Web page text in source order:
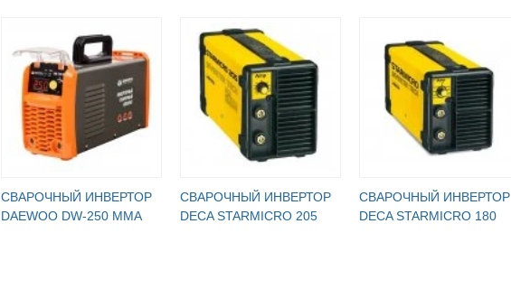
СВАРОЧНЫЙ ИНВЕРТОР
DAEWOO DW-250 MMA
СВАРОЧНЫЙ ИНВЕРТОР
DECA STARMICRO 205
СВАРОЧНЫЙ ИНВЕРТОР
DECA STARMICRO 180